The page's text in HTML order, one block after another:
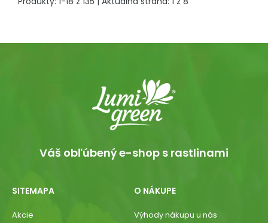
Váš obľúbený e-shop s rastlinami
SITEMAPA
Akcie
O NÁKUPE
Výhody nákupu u nás